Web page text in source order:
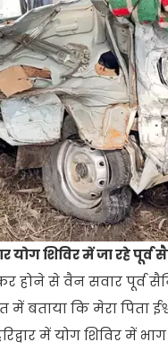
योग शिविर में जा रहे
से वैन सवार पूर्व
बताया कि मेरा पिता
में योग शिविर में